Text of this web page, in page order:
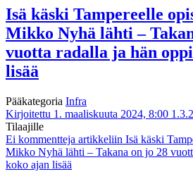
Isä käski Tampereelle
Mikko Nyhä lähti –
vuotta radalla ja hän
lisää
Pääkategoria Infra
Kirjoitettu 1. maaliskuuta 2024, 8:00
Tilaajille
Ei kommentteja artikkeliin Isä käski
Mikko Nyhä lähti – Takana on jo 28
koko ajan lisää